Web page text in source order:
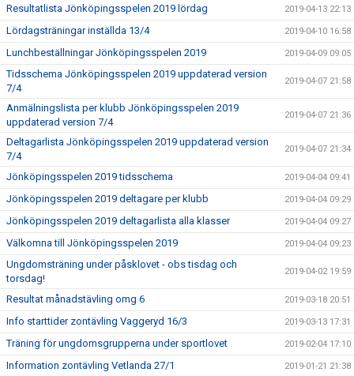
Resultatlista Jönköpingsspelen 2019 lördag 2019-04-13 22:13
Lördagsträningar inställda 13/4 2019-04-10 16:58
Lunchbeställningar Jönköpingsspelen 2019 2019-04-09 09:05
Tidsschema Jönköpingsspelen 2019 uppdaterad version
7/4
2019-04-07 21:58
Anmälningslista per klubb Jönköpingsspelen 2019
uppdaterad version 7/4
2019-04-07 21:36
Deltagarlista Jönköpingsspelen 2019 uppdaterad version
7/4
2019-04-07 21:34
Jönköpingsspelen 2019 tidsschema 2019-04-04 09:41
Jönköpingsspelen 2019 deltagare per klubb 2019-04-04 09:29
Jönköpingsspelen 2019 deltagarlista alla klasser 2019-04-04 09:27
Välkomna till Jönköpingsspelen 2019 2019-04-04 09:23
Ungdomsträning under påsklovet - obs tisdag och
torsdag!
2019-04-02 19:59
Resultat månadstävling omg 6 2019-03-18 20:51
Info starttider zontävling Vaggeryd 16/3 2019-03-13 17:31
Träning för ungdomsgrupperna under sportlovet 2019-02-04 17:10
Information zontävling Vetlanda 27/1 2019-01-21 21:38